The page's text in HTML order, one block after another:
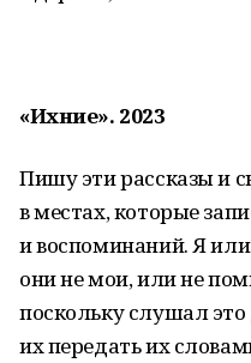
«Ихние». 2023
Пишу эти рассказы и
в местах, которые
и воспоминаний. Я
они не мои, или не
поскольку слушал
их передать их